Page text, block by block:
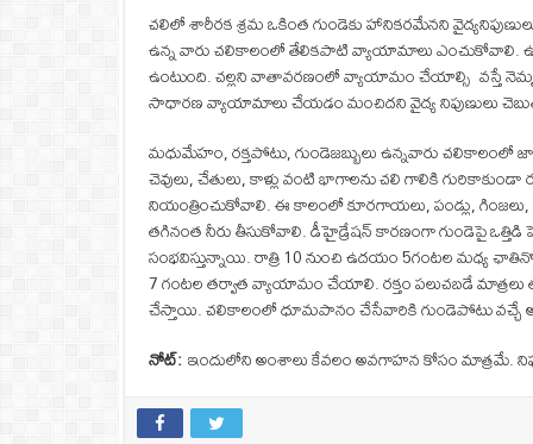
చలిలో శారీరక శ్రమ ఒకింత గుండెకు హానికరమేనని
ఉన్న వారు చలికాలంలో తేలికపాటి వ్యాయామాలు ఎంచుకోవాలి.
ఉంటుంది. చల్లని వాతావరణంలో వ్యాయామం చేయాల్సి వస్తే
సాధారణ వ్యాయామాలు చేయడం మంచిదని వైద్య నిపుణులు
మధుమేహం, రక్తపోటు, గుండెజబ్బులు ఉన్నవారు చలికాలంలో
చెవులు, చేతులు, కాళ్లు వంటి భాగాలను చలి గాలికి
నియంత్రించుకోవాలి. ఈ కాలంలో కూరగాయలు, పండ్లు,
తగినంత నీరు తీసుకోవాలి. డీహైడ్రేషన్ కారణంగా గుండెపై
సంభవిస్తున్నాయి. రాత్రి 10 నుంచి ఉదయం 5గంటల మధ్య
7 గంటల తర్వాత వ్యాయామం చేయాలి. రక్తం పలుచబడే మాత్రలు
చేస్తాయి. చలికాలంలో ధూమపానం చేసేవారికి గుండెపోటు వచ్చే
నోట్‌:ఇందులోని అంశాలు కేవలం అవగాహన కోసం మాత్రమే.